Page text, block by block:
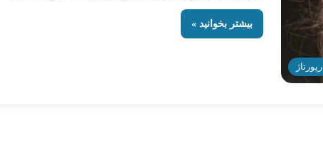
رپورتاژ
بیشتر بخوانید »